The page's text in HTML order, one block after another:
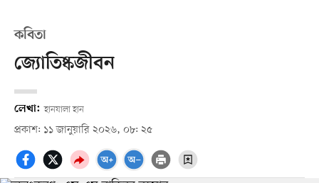
কবিতা
জ্যোতিষ্কজীবন
লেখা: হানযালা হান
প্রকাশ: ১১ জানুয়ারি ২০২৬, ০৮: ২৫